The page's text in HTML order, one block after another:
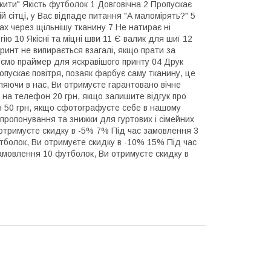
Якість футболок 1 Довговічна 2 Пропускає
сітці, у Вас відпаде питання "А маломірять?" 5
через щільнішу тканину 7 Не натирає ні
10 Якісні та міцні шви 11 Є валик для шиї 12
не випирається взагалі, якщо прати за
праймер для яскравішого принту 04 Друк
повітря, позаяк фарбує саму тканину, це
в нас, Ви отримуєте гарантовано вічне
телефон 20 грн, якщо залишите відгук про
грн, якщо сфотографуєте себе в нашому
та знижки для гуртових і сімейних
скидку в -5% 7% Під час замовлення 3
Ви отримуєте скидку в -10% 15% Під час
10 футболок, Ви отримуєте скидку в